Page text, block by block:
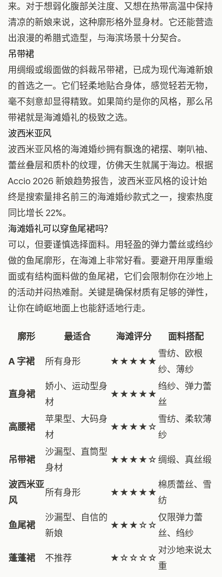
来。对于想弱化腹部关注度、又想在热带高温中保持
清凉的新娘来说，这种廓形格外显身材。它还能营造
出浪漫的希腊式造型，与海滨场景十分契合。
吊带裙
用绸缎或缎面做的斜裁吊带裙，已成为现代海滩新娘
的首选之一。它们轻柔地贴合身体，感觉轻若无物，
毫不刻意却显得精致。如果简约是你的风格，那么吊
带裙就是海滩婚礼的极致之选。
波西米亚风
波西米亚风格的海滩婚纱拥有飘逸的裙摆、喇叭袖、
蕾丝叠层和质朴的纹理，仿佛天生就属于海边。根据
Accio 2026 新娘趋势报告，波西米亚风格的设计始
终是搜索量排名前三的海滩婚纱款式之一，搜索热度
同比增长 22%。
海滩婚礼可以穿鱼尾裙吗？
可以，但要谨慎选择面料。用轻盈的弹力蕾丝或绉纱
做的鱼尾廓形，在海滩上非常好看。要避开用厚重缎
面或有结构面料做的鱼尾裙，它们会限制你在沙地上
的活动并闷热难耐。关键是确保材质有足够的弹性，
让你在崎岖地面上也能舒适地行走。
廓形 最适合 海滩评分 面料搭配
A 字裙 所有身形 ★★★★★
雪纺、欧根
纱、薄纱
直身裙
娇小、运动型身
材
★★★★★
绉纱、弹力蕾
丝
高腰裙
苹果型、大码身
材
★★★★☆
雪纺、柔软薄
纱
吊带裙
沙漏型、直筒型
身材
★★★★☆绸缎、真丝缎
波西米亚
风
所有身形 ★★★★★
棉质蕾丝、雪
纺
鱼尾裙
沙漏型、自信的
新娘
★★★☆☆
仅限弹力蕾
丝、绉纱
蓬蓬裙 不推荐 ★☆☆☆☆
对沙地来说太
重